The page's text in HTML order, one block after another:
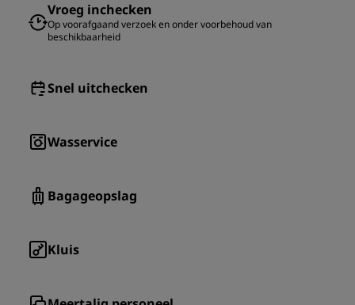
Vroeg inchecken
Op voorafgaand verzoek en onder voorbehoud van
beschikbaarheid
Snel uitchecken
Wasservice
Bagageopslag
Kluis